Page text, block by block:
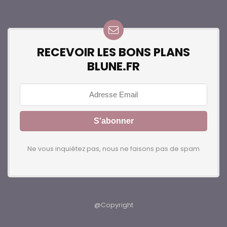
RECEVOIR LES BONS PLANS
BLUNE.FR
Ne vous inquiétez pas, nous ne faisons pas de spam
@Copyright